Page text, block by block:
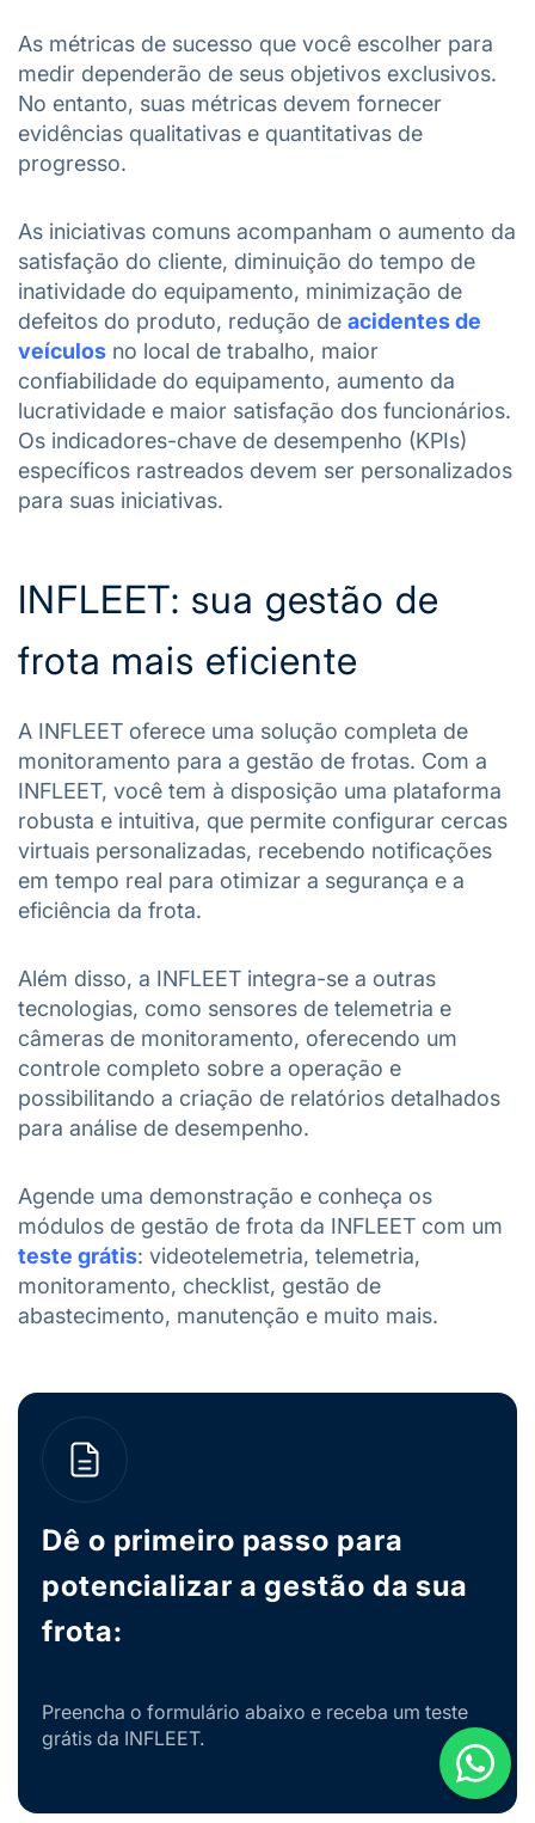
As métricas de sucesso que você escolher para
medir dependerão de seus objetivos exclusivos.
No entanto, suas métricas devem fornecer
evidências qualitativas e quantitativas de
progresso.
As iniciativas comuns acompanham o aumento da
satisfação do cliente, diminuição do tempo de
inatividade do equipamento, minimização de
defeitos do produto, redução de acidentes de
veículos no local de trabalho, maior
confiabilidade do equipamento, aumento da
lucratividade e maior satisfação dos funcionários.
Os indicadores-chave de desempenho (KPIs)
específicos rastreados devem ser personalizados
para suas iniciativas.
INFLEET: sua gestão de
frota mais eficiente
A INFLEET oferece uma solução completa de
monitoramento para a gestão de frotas. Com a
INFLEET, você tem à disposição uma plataforma
robusta e intuitiva, que permite configurar cercas
virtuais personalizadas, recebendo notificações
em tempo real para otimizar a segurança e a
eficiência da frota.
Além disso, a INFLEET integra-se a outras
tecnologias, como sensores de telemetria e
câmeras de monitoramento, oferecendo um
controle completo sobre a operação e
possibilitando a criação de relatórios detalhados
para análise de desempenho.
Agende uma demonstração e conheça os
módulos de gestão de frota da INFLEET com um
teste grátis: videotelemetria, telemetria,
monitoramento, checklist, gestão de
abastecimento, manutenção e muito mais.
Dê o primeiro passo para
potencializar a gestão da sua
frota:
Preencha o formulário abaixo e receba um teste
grátis da INFLEET.